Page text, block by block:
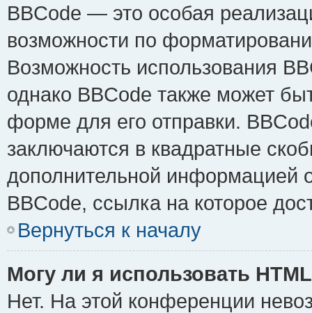
BBCode — это особая
возможности по
Возможность использования
однако BBCode также может
форме для его отправки.
заключаются в квадратные
дополнительной информацией
BBCode, ссылка на которое
Вернуться к началу
Могу ли я использовать
Нет. На этой конференции